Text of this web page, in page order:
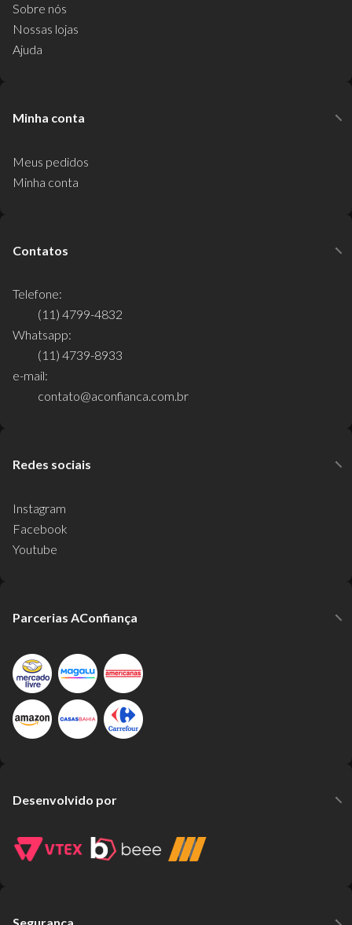
Sobre nós
Nossas lojas
Ajuda
Minha conta
Meus pedidos
Minha conta
Contatos
Telefone:
(11) 4799-4832
Whatsapp:
(11) 4739-8933
e-mail:
contato@aconfianca.com.br
Redes sociais
Instagram
Facebook
Youtube
Parcerias AConfiança
Desenvolvido por